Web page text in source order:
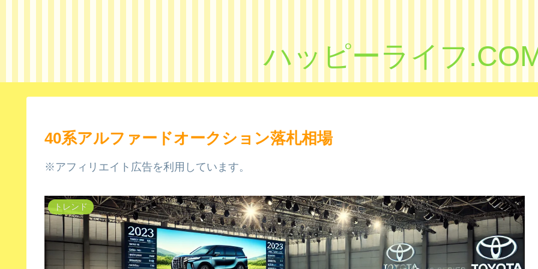
ハッピーライフ
40系アルファードオークション落札相場
※アフィリエイト広告を利用しています。
トレンド